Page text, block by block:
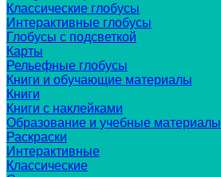
Классические глобусы
Интерактивные глобусы
Глобусы с подсветкой
Карты
Рельефные глобусы
Книги и обучающие материалы
Книги
Книги с наклейками
Образование и учебные материалы
Раскраски
Интерактивные
Классические